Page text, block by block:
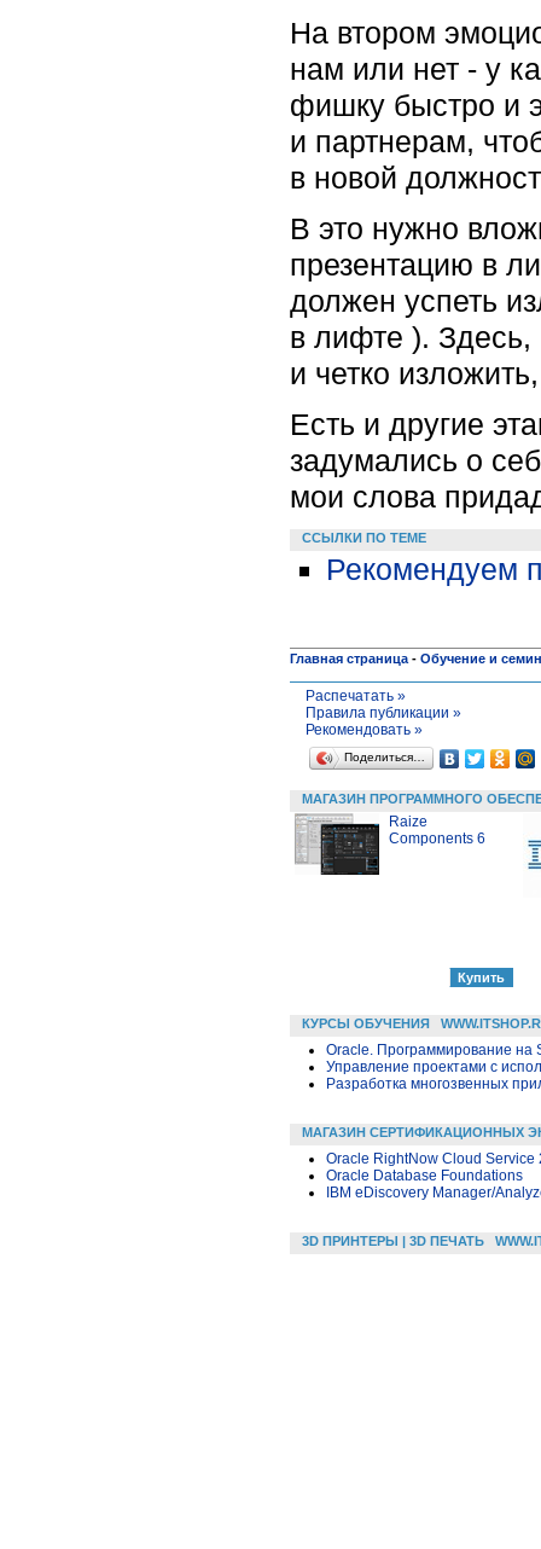
На втором
нам или нет - у
фишку быстро и
и партнерам,
в новой
В это нужно
презентацию в
должен успеть
в лифте ). Здесь,
и четко
Есть и другие
задумались о
мои слова
ССЫЛКИ ПО ТЕМЕ
Рекомендуем
Главная страница - Обучение и
Распечатать »
Правила публикации »
Рекомендовать »
Поделиться…
МАГАЗИН ПРОГРАММНОГО
Raize
Components 6
КУРСЫ ОБУЧЕНИЯ
Oracle. Программирование на
Управление проектами с
Разработка многозвенных
МАГАЗИН СЕРТИФИКАЦИОННЫХ
Oracle RightNow Cloud
Oracle Database Foundations
IBM eDiscovery Manager/
3D ПРИНТЕРЫ | 3D ПЕЧАТЬ